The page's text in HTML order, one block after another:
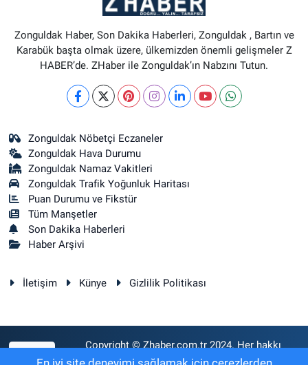
Zonguldak Haber, Son Dakika Haberleri, Zonguldak , Bartın ve
Karabük başta olmak üzere, ülkemizden önemli gelişmeler Z
HABER’de. ZHaber ile Zonguldak’ın Nabzını Tutun.
Zonguldak Nöbetçi Eczaneler
Zonguldak Hava Durumu
Zonguldak Namaz Vakitleri
Zonguldak Trafik Yoğunluk Haritası
Puan Durumu ve Fikstür
Tüm Manşetler
Son Dakika Haberleri
Haber Arşivi
İletişim Künye Gizlilik Politikası
Copyright © Zhaber.com.tr 2024. Her hakkı
saklıdır.